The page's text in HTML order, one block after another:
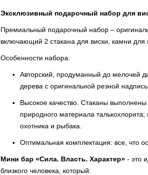
Эксклюзивный подарочный набор для
Премиальный подарочный набор –
включающий 2 стакана для виски, камни для
Особенности набора:
Авторский, продуманный до мелочей
дерева с оригинальной резной
Высокое качество. Стаканы
природного материала
охотника и рыбака.
Оптимальная комплектация: все, что
Мини бар «Сила. Власть. Характер» - это
близкого человека, который: